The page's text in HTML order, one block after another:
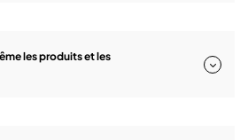
les produits et les